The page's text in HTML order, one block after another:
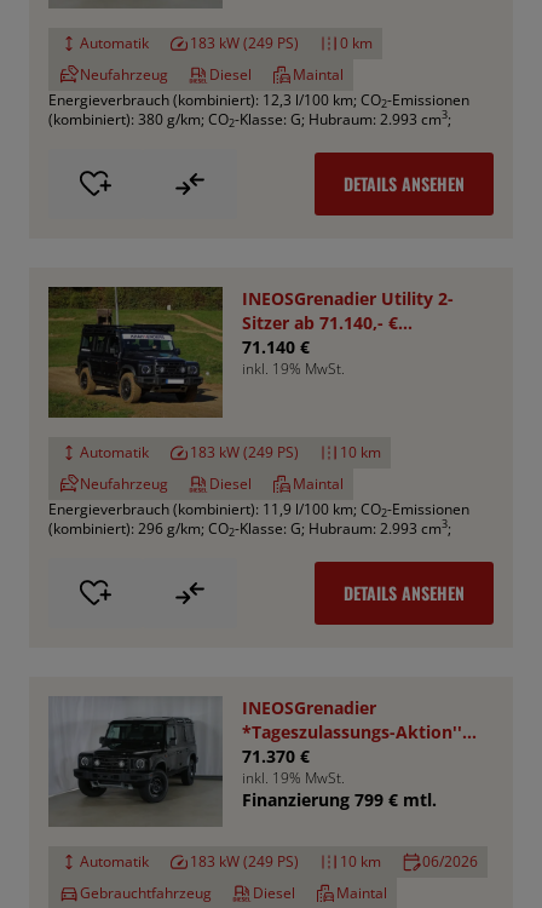
Automatik 183 kW (249 PS)
0 km
Neufahrzeug
Diesel
Maintal
Energieverbrauch (kombiniert): 12,3 l/100 km; CO2-Emissionen
(kombiniert): 380 g/km; CO2-Klasse: G; Hubraum: 2.993 cm3;
DETAILS ANSEHEN
INEOSGrenadier Utility 2-
Sitzer ab 71.140,- €
*Bestellfahrzeug*
71.140 €
inkl. 19% MwSt.
Automatik 183 kW (249 PS)
10 km
Neufahrzeug
Diesel
Maintal
Energieverbrauch (kombiniert): 11,9 l/100 km; CO2-Emissionen
(kombiniert): 296 g/km; CO2-Klasse: G; Hubraum: 2.993 cm3;
DETAILS ANSEHEN
INEOSGrenadier
*Tageszulassungs-Aktion''
UPE : 78.050,- €
71.370 €
inkl. 19% MwSt.
Finanzierung 799 € mtl.
Automatik 183 kW (249 PS) 10 km
06/2026
Gebrauchtfahrzeug
Diesel
Maintal